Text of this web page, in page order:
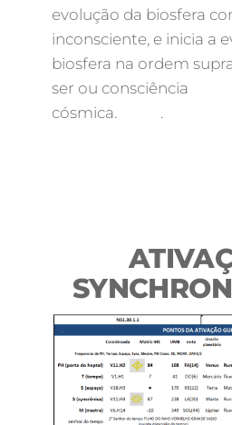
evolução da biosfera
inconsciente, e inicia a
biosfera na ordem
ser ou consciência